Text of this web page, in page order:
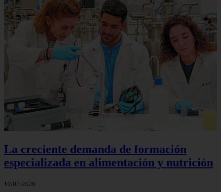
La creciente demanda de formación
especializada en alimentación y nutrición
10/07/2026